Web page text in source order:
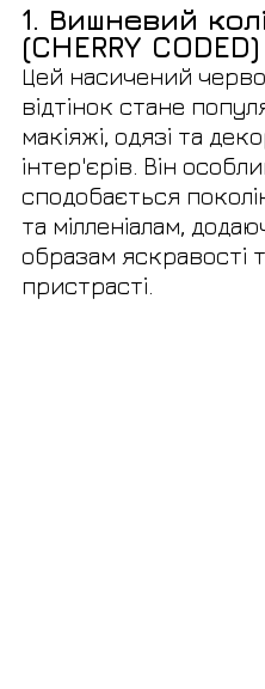
1. Вишневий
(CHERRY CODED)
Цей насичений
відтінок стане
макіяжі, одязі та
інтер'єрів. Він
сподобається
та мілленіалам,
образам яскравості
пристрасті.